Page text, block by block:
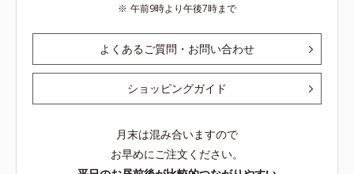
午前9時より午後7時まで
よくあるご質問・お問い合わせ
ショッピングガイド
月末は混み合いますので
お早めにご注文ください。